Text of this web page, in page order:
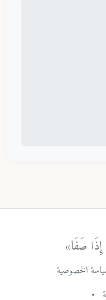
صَفَا»
الخصوصية
•